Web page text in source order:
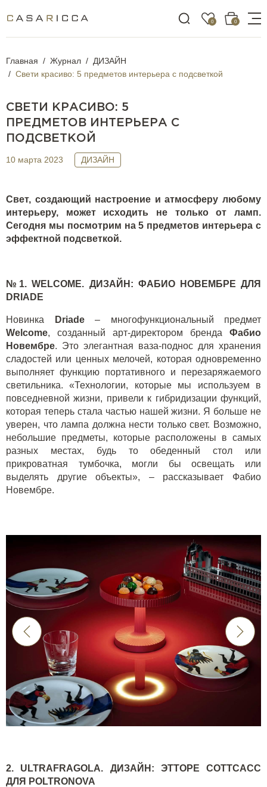
0 0
Главная Журнал
ДИЗАЙН
Свети красиво: 5 предметов интерьера с подсветкой
СВЕТИ КРАСИВО: 5
ПРЕДМЕТОВ ИНТЕРЬЕРА С
ПОДСВЕТКОЙ
10 марта 2023 ДИЗАЙН
Свет, создающий настроение и атмосферу любому
интерьеру, может исходить не только от ламп.
Сегодня мы посмотрим на 5 предметов интерьера с
эффектной подсветкой.
№1.WELCOME. ДИЗАЙН: ФАБИО НОВЕМБРЕ ДЛЯ
DRIADE
Новинка Driade
– многофункциональный предмет
Welcome, созданный арт-директором бренда Фабио
Новембре. Это элегантная ваза-поднос для хранения
сладостей или ценных мелочей, которая одновременно
выполняет функцию портативного и перезаряжаемого
светильника. «Технологии, которые мы используем в
повседневной жизни, привели к гибридизации функций,
которая теперь стала частью нашей жизни. Я больше не
уверен, что лампа должна нести только свет. Возможно,
небольшие предметы, которые расположены в самых
разных местах, будь то обеденный стол или
прикроватная тумбочка, могли бы освещать или
выделять другие объекты», – рассказывает Фабио
Новембре.
2. ULTRAFRAGOLA. ДИЗАЙН: ЭТТОРЕ СОТТСАСС
ДЛЯ POLTRONOVA